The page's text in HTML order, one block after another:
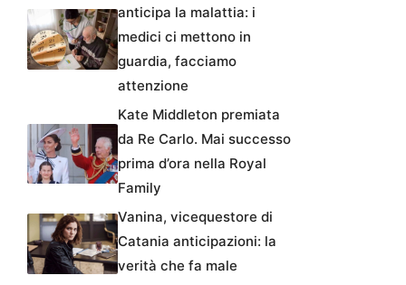
anticipa la malattia: i
medici ci mettono in
guardia, facciamo
attenzione
Kate Middleton premiata
da Re Carlo. Mai successo
prima d’ora nella Royal
Family
Vanina, vicequestore di
Catania anticipazioni: la
verità che fa male